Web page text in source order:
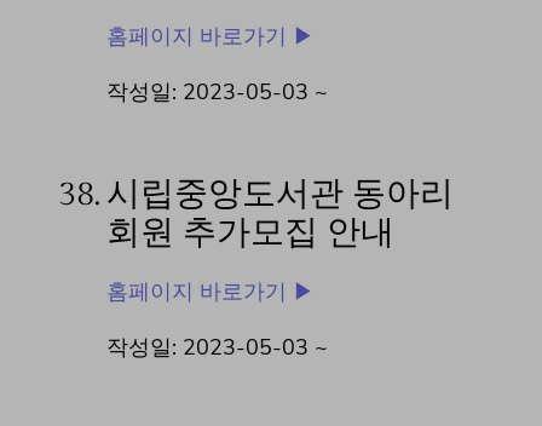
홈페이지 바로가기 ▶
작성일: 2023-05-03 ~
38. 시립중앙도서관 동아리
회원 추가모집 안내
홈페이지 바로가기 ▶
작성일: 2023-05-03 ~